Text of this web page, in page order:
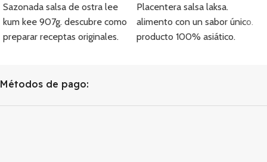
Sazonada salsa de ostra lee
kum kee 907g. descubre como
preparar receptas originales.
Placentera salsa laksa.
alimento con un sabor único.
producto 100% asiático.
Métodos de pago: